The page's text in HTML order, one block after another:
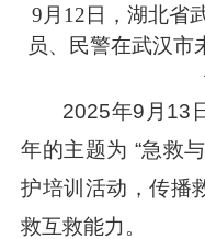
9月12日，湖北省
员、民警在武汉市
2025年9月13
年的主题为 “急救
护培训活动，传播
救互救能力。